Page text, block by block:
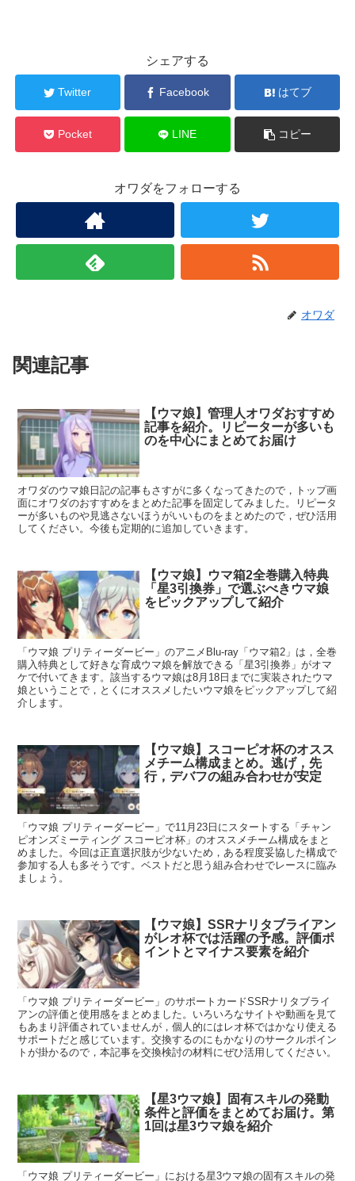
シェアする
Twitter Facebook はてブ
Pocket LINE コピー
オワダをフォローする
オワダ
関連記事
【ウマ娘】管理人オワダおすすめ
記事を紹介。リピーターが多いも
のを中心にまとめてお届け
オワダのウマ娘日記の記事もさすがに多くなってきたので，トップ画
面にオワダのおすすめをまとめた記事を固定してみました。リピータ
ーが多いものや見逃さないほうがいいものをまとめたので，ぜひ活用
してください。今後も定期的に追加していきます。
【ウマ娘】ウマ箱2全巻購入特典
「星3引換券」で選ぶべきウマ娘
をピックアップして紹介
「ウマ娘 プリティーダービー」のアニメBlu-ray「ウマ箱2」は，全巻
購入特典として好きな育成ウマ娘を解放できる「星3引換券」がオマ
ケで付いてきます。該当するウマ娘は8月18日までに実装されたウマ
娘ということで，とくにオススメしたいウマ娘をピックアップして紹
介します。
【ウマ娘】スコーピオ杯のオスス
メチーム構成まとめ。逃げ，先
行，デバフの組み合わせが安定
「ウマ娘 プリティーダービー」で11月23日にスタートする「チャン
ピオンズミーティング スコーピオ杯」のオススメチーム構成をまと
めました。今回は正直選択肢が少ないため，ある程度妥協した構成で
参加する人も多そうです。ベストだと思う組み合わせでレースに臨み
ましょう。
【ウマ娘】SSRナリタブライアン
がレオ杯では活躍の予感。評価ポ
イントとマイナス要素を紹介
「ウマ娘 プリティーダービー」のサポートカードSSRナリタブライ
アンの評価と使用感をまとめました。いろいろなサイトや動画を見て
もあまり評価されていませんが，個人的にはレオ杯ではかなり使える
サポートだと感じています。交換するのにもかなりのサークルポイン
トが掛かるので，本記事を交換検討の材料にぜひ活用してください。
【星3ウマ娘】固有スキルの発動
条件と評価をまとめてお届け。第
1回は星3ウマ娘を紹介
「ウマ娘 プリティーダービー」における星3ウマ娘の固有スキルの発